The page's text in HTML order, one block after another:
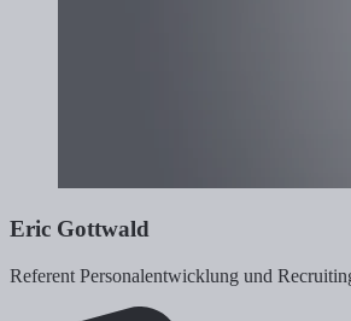
Eric Gottwald
Referent Personalentwicklung und